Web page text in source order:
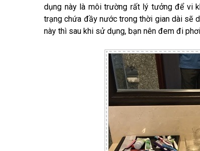
dụng này là môi trường rất lý tưởng để vi
trạng chứa đầy nước trong thời gian dài sẽ
này thì sau khi sử dụng, bạn nên đem đi